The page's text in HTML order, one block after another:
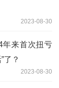
2023-08-30
年来首次扭亏
了？
2023-08-30